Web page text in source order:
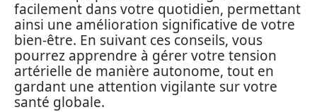
facilement dans votre quotidien, permettant
ainsi une amélioration significative de votre
bien-être. En suivant ces conseils, vous
pourrez apprendre à gérer votre tension
artérielle de manière autonome, tout en
gardant une attention vigilante sur votre
santé globale.